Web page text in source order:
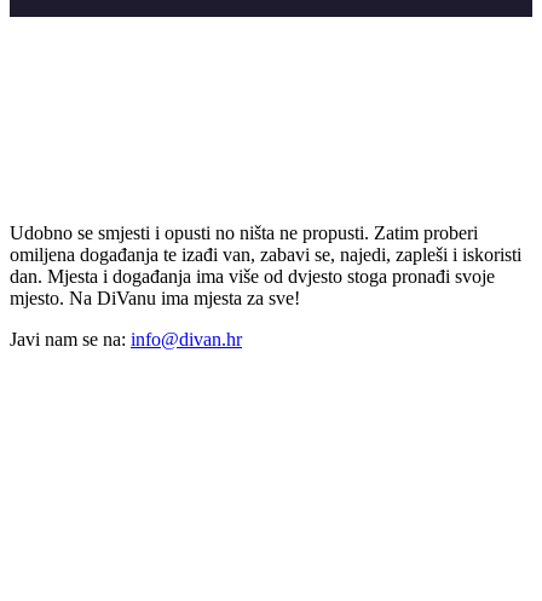
Udobno se smjesti i opusti no ništa ne propusti. Zatim proberi
omiljena događanja te izađi van, zabavi se, najedi, zapleši i iskoristi
dan. Mjesta i događanja ima više od dvjesto stoga pronađi svoje
mjesto. Na DiVanu ima mjesta za sve!
Javi nam se na: info@divan.hr